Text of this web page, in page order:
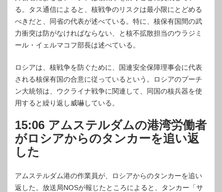
る。タス通信によると、核戦争のリスクは最小限にとどめる
べきだと、同省の代表が述べている。特に、核保有国間の武
力衝突は防がなければならない、と核不拡散担当のウラジミ
ール・イェルマコフ部長は述べている。
ロシアは、核戦争を防ぐために、国連安全保障理事会に代表
される核保有国の合意に従っているという。ロシアのプーチ
ン大統領は、ウクライナ戦争に関連して、同国の核兵器を使
用すると繰り返し威嚇している。
15:06 アムステルダムの港湾労働者
がロシアからのタンカーを追い返
した
アムステルダム港の作業員が、ロシアからのタンカーを追い
返した。放送局NOSが報じたところによると、タンカー「サ